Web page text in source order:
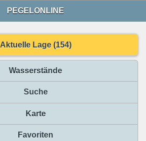
PEGELONLINE
Aktuelle Lage (154)
Wasserstände
Suche
Karte
Favoriten